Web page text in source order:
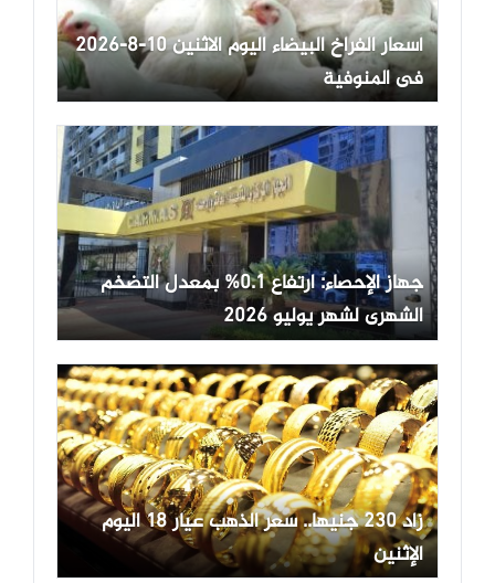
أسعار الفراخ البيضاء اليوم الاثنين 10-8-2026
فى المنوفية
جهاز الإحصاء: ارتفاع 0.1% بمعدل التضخم
الشهرى لشهر يوليو 2026
زاد 230 جنيها.. سعر الذهب عيار 18 اليوم
الإثنين